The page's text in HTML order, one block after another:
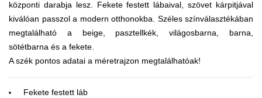
központi darabja lesz. Fekete festett lábaival, szövet kárpitjával
kiválóan passzol a modern otthonokba. Széles színválasztékában
megtalálható a beige, pasztellkék, világosbarna, barna,
sötétbarna és a fekete.
A szék pontos adatai a méretrajzon megtalálhatóak!
Fekete festett láb